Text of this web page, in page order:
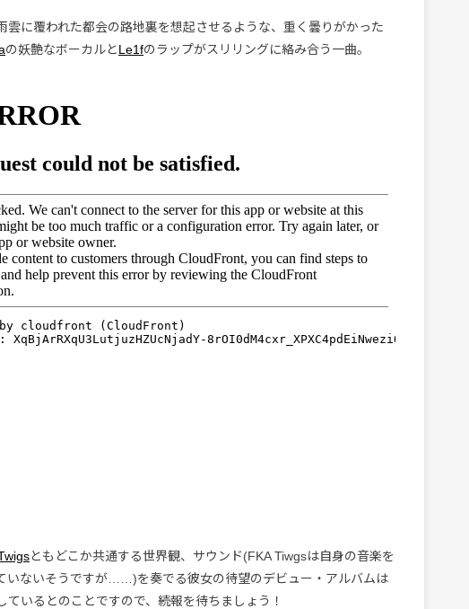
雲に覆われた都会の路地裏を想起させるような、重く曇りがかった
の妖艶なボーカルとLe1fのラップがスリリングに絡み合う一曲。
ともどこか共通する世界観、サウンド(FKA Tiwgsは自身の音楽を
いないそうですが……)を奏でる彼女の待望のデビュー・アルバムは
ているとのことですので、続報を待ちましょう！